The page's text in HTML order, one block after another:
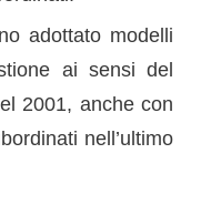
adottato modelli
ai sensi del
2001, anche con
nell’ultimo